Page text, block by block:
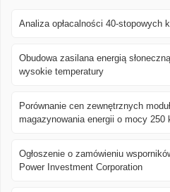
Analiza opłacalności 40-stopowych
Obudowa zasilana energią
wysokie temperatury
Porównanie cen zewnętrznych
magazynowania energii o mocy 250
Ogłoszenie o zamówieniu
Power Investment Corporation